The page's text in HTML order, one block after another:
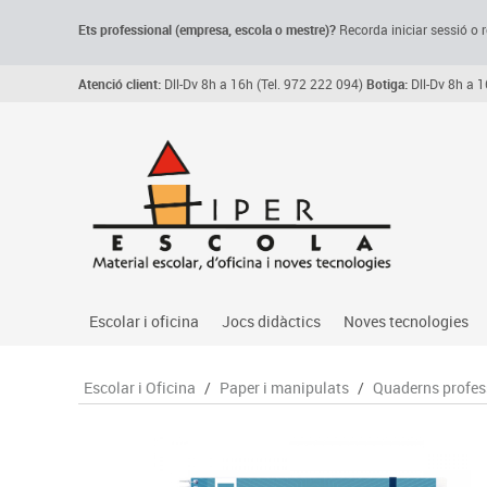
Ets professional (empresa, escolao mestre)? Recorda iniciar sessió o
Atenció client: Dll-Dv 8h a 16h (Tel. 972 222 094)Botiga: Dll-Dv 8h a
Escolar i oficina
Arxiu, carpetes i classificadors
Escriptura i correcció
Jocs didàctics
Primeres edats
Motricitat fina
Noves tecnologies
Audio
Connectivitat i
Escolar i Oficina / Paper i manipulats / Quaderns